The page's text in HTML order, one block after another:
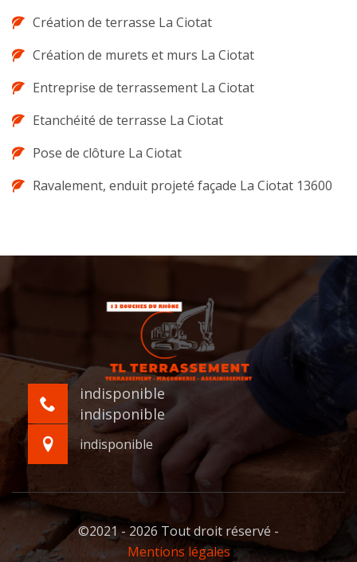
Création de terrasse La Ciotat
Création de murets et murs La Ciotat
Entreprise de terrassement La Ciotat
Etanchéité de terrasse La Ciotat
Pose de clôture La Ciotat
Ravalement, enduit projeté façade La Ciotat 13600
indisponible
indisponible
indisponible
©2021 - 2026 Tout droit réservé -
Mentions légales